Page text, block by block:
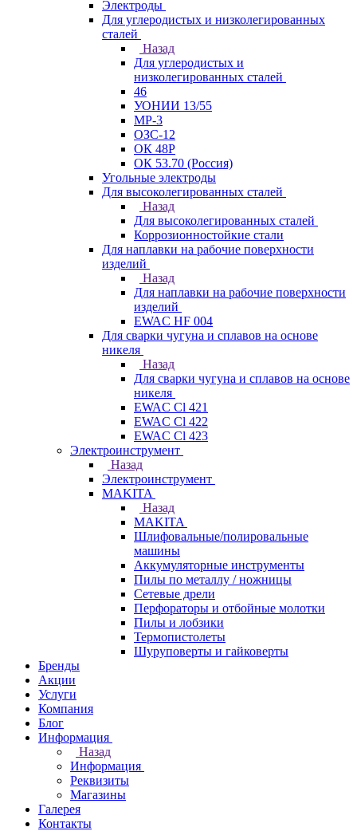
Электроды
Для углеродистых и низколегированных
сталей
Назад
Для углеродистых и
низколегированных сталей
46
УОНИИ 13/55
МР-3
ОЗС-12
ОК 48Р
ОК 53.70 (Россия)
Угольные электроды
Для высоколегированных сталей
Назад
Для высоколегированных сталей
Коррозионностойкие стали
Для наплавки на рабочие поверхности
изделий
Назад
Для наплавки на рабочие поверхности
изделий
EWAC HF 004
Для сварки чугуна и сплавов на основе
никеля
Назад
Для сварки чугуна и сплавов на основе
никеля
EWAC Cl 421
EWAC Cl 422
EWAC Cl 423
Электроинструмент
Назад
Электроинструмент
МAKITA
Назад
МAKITA
Шлифовальные/полировальные
машины
Аккумуляторные инструменты
Пилы по металлу / ножницы
Сетевые дрели
Перфораторы и отбойные молотки
Пилы и лобзики
Термопистолеты
Шуруповерты и гайковерты
Бренды
Акции
Услуги
Компания
Блог
Информация
Назад
Информация
Реквизиты
Магазины
Галерея
Контакты